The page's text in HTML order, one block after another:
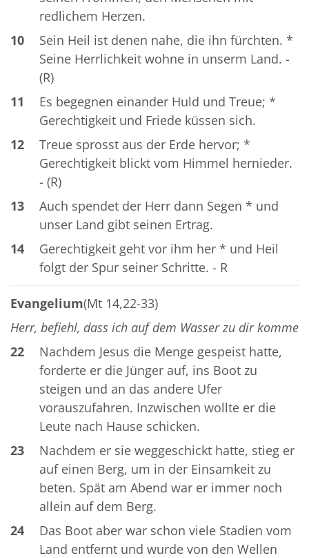
redlichem Herzen.
10
Sein Heil ist denen nahe, die ihn fürchten. *
Seine Herrlichkeit wohne in unserm Land. -
(R)
11
Es begegnen einander Huld und Treue; *
Gerechtigkeit und Friede küssen sich.
12
Treue sprosst aus der Erde hervor; *
Gerechtigkeit blickt vom Himmel hernieder.
- (R)
13
Auch spendet der Herr dann Segen * und
unser Land gibt seinen Ertrag.
14
Gerechtigkeit geht vor ihm her * und Heil
folgt der Spur seiner Schritte. - R
Evangelium(Mt 14,22-33)
Herr, befiehl, dass ich auf dem Wasser zu dir komme
22
Nachdem Jesus die Menge gespeist hatte,
forderte er die Jünger auf, ins Boot zu
steigen und an das andere Ufer
vorauszufahren. Inzwischen wollte er die
Leute nach Hause schicken.
23
Nachdem er sie weggeschickt hatte, stieg er
auf einen Berg, um in der Einsamkeit zu
beten. Spät am Abend war er immer noch
allein auf dem Berg.
24
Das Boot aber war schon viele Stadien vom
Land entfernt und wurde von den Wellen